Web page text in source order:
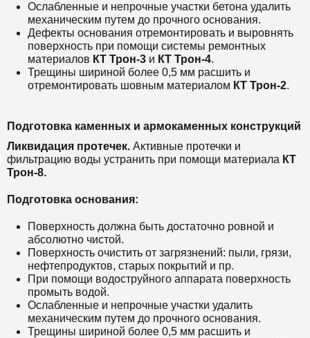
Ослабленные и непрочные участки бетона удалить
механическим путем до прочного основания.
Дефекты основания отремонтировать и выровнять
поверхность при помощи системы ремонтных
материалов КТ Трон-3 и КТ Трон-4.
Трещины шириной более 0,5 мм расшить и
отремонтировать шовным материалом КТ Трон-2.
Подготовка каменных и армокаменных конструкций
Ликвидация протечек. Активные протечки и
фильтрацию воды устранить при помощи материала КТ
Трон-8.
Подготовка основания:
Поверхность должна быть достаточно ровной и
абсолютно чистой.
Поверхность очистить от загрязнений: пыли, грязи,
нефтепродуктов, старых покрытий и пр.
При помощи водоструйного аппарата поверхность
промыть водой.
Ослабленные и непрочные участки удалить
механическим путем до прочного основания.
Трещины шириной более 0,5 мм расшить и